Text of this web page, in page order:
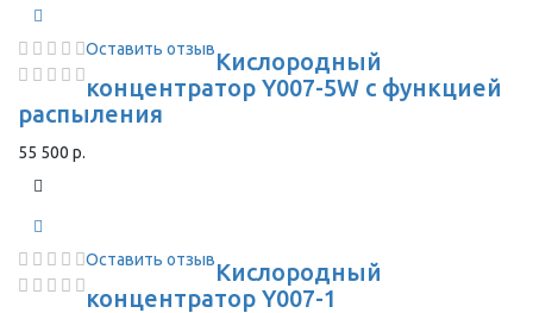
Оставить отзывКислородный
концентратор Y007-5W с функцией
распыления
55 500 р.
Оставить отзывКислородный
концентратор Y007-1